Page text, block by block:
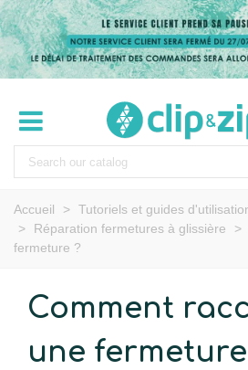
Accueil > Tutoriels et guides
>
Réparation fermetures à glissière >
fermeture ?
Comment
une fermeture